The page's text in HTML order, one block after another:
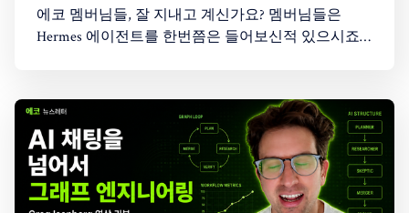
에코 멤버님들, 잘 지내고 계신가요? 멤버님들은
Hermes 에이전트를 한번쯤은 들어보신적 있으시죠?
를 들어보신적 있으신가요? 최근 Peter Yang이 진행한
45분짜리 인터뷰에 오픈소스 AI 에이전트 Hermes
Agent를 만든 창업자(Karan Malhotra)가 나와 이야기
를 나눠 흥미롭게 시청했습니다. 어떤 이야기를 나눴
을까요?